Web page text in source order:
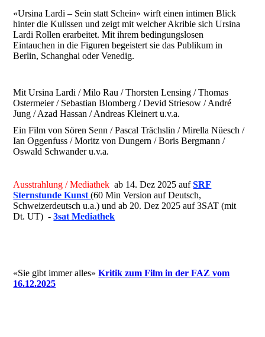
«Ursina Lardi – Sein statt Schein» wirft einen intimen Blick
hinter die Kulissen und zeigt mit welcher Akribie sich Ursina
Lardi Rollen erarbeitet. Mit ihrem bedingungslosen
Eintauchen in die Figuren begeistert sie das Publikum in
Berlin, Schanghai oder Venedig.
Mit Ursina Lardi / Milo Rau / Thorsten Lensing / Thomas
Ostermeier / Sebastian Blomberg / Devid Striesow / André
Jung / Azad Hassan / Andreas Kleinert u.v.a.
Ein Film von Sören Senn / Pascal Trächslin / Mirella Nüesch /
Ian Oggenfuss / Moritz von Dungern / Boris Bergmann /
Oswald Schwander u.v.a.
Ausstrahlung / Mediathek ab 14. Dez 2025 aufSRF
Sternstunde Kunst(60 Min Version auf Deutsch,
Schweizerdeutsch u.a.) und ab 20. Dez 2025 auf 3SAT (mit
Dt. UT) -3sat Mediathek
«Sie gibt immer alles»Kritik zum Film in der FAZ vom
16.12.2025